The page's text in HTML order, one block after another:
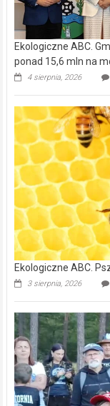
Ekologiczne ABC.
ponad 15,6 mln na
4 sierpnia, 2026
Ekologiczne ABC.
3 sierpnia, 2026